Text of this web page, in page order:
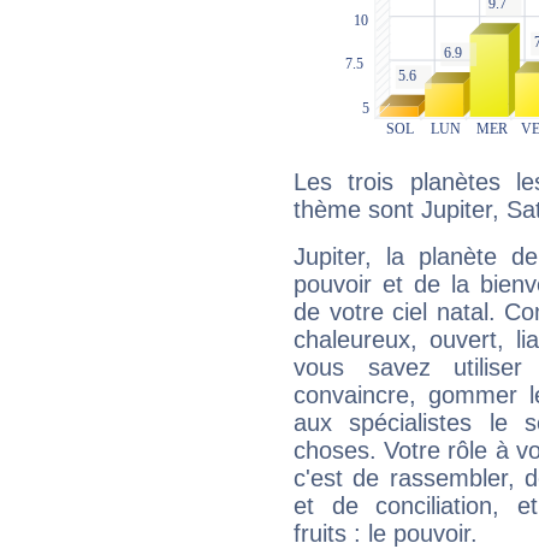
Les trois planètes
thème sont Jupiter,
Jupiter, la planète
pouvoir et de la
de votre ciel natal.
chaleureux, ouvert,
vous savez
convaincre, gommer
aux spécialistes le
choses. Votre rôle à
c'est de rassembler,
et de conciliation,
fruits : le pouvoir.